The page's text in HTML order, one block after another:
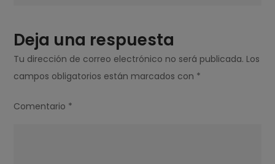
Deja una respuesta
Tu dirección de correo electrónico no será publicada. Los
campos obligatorios están marcados con *
Comentario *